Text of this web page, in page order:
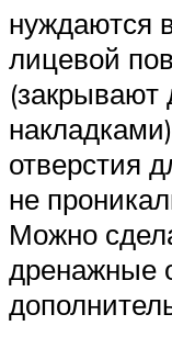
нуждаются
лицевой
(закрывают
отверстия
не
Можно
дренажные